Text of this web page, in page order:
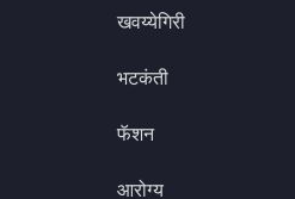
खवय्येगिरी
भटकंती
फॅशन
आरोग्य